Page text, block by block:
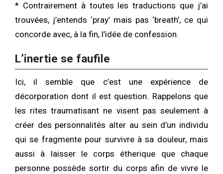
* Contrairement à toutes les traductions que j’ai
trouvées, j’entends ‘pray’ mais pas ‘breath’, ce qui
concorde avec, à la fin, l’idée de confession.
L’inertie se faufile
Ici, il semble que c’est une expérience de
décorporation dont il est question. Rappelons que
les rites traumatisant ne visent pas seulement à
créer des personnalités alter au sein d’un individu
qui se fragmente pour survivre à sa douleur, mais
aussi à laisser le corps étherique que chaque
personne possède sortir du corps afin de vivre le